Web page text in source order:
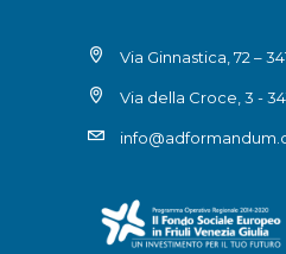
Via Ginnastica, 72 –
Via della Croce, 3 -